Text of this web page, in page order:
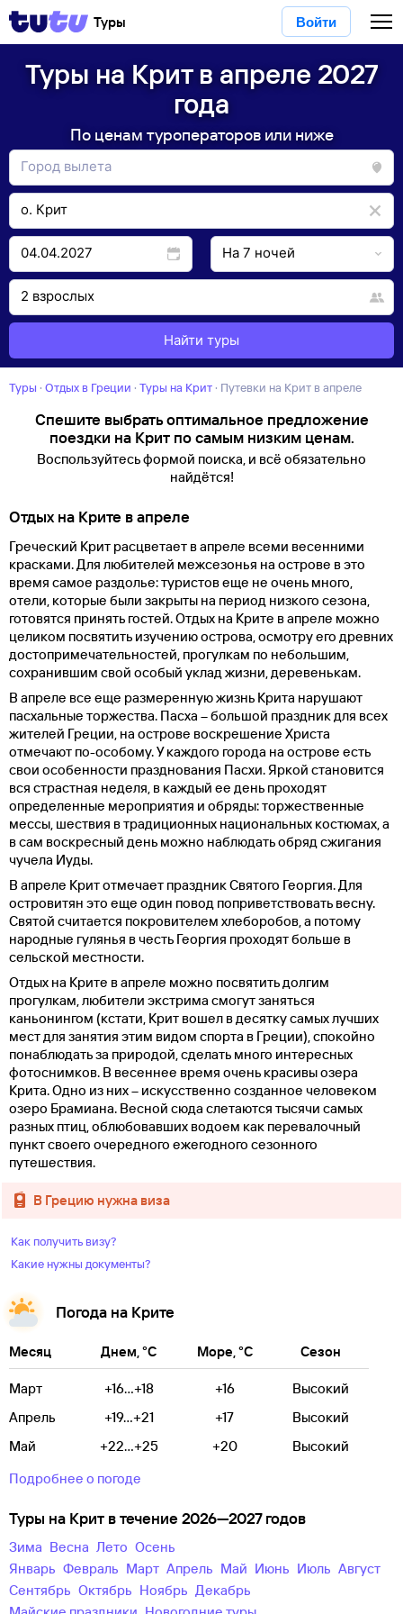
Туры Войти
Туры на Крит в апреле 2027
года
По ценам туроператоров или ниже
Найти туры
Туры · Отдых в Греции · Туры на Крит · Путевки на Крит в апреле
Спешите выбрать оптимальное предложение
поездки на Крит по самым низким ценам.
Воспользуйтесь формой поиска, и всё обязательно
найдётся!
Отдых на Крите в апреле
Греческий Крит расцветает в апреле всеми весенними
красками. Для любителей межсезонья на острове в это
время самое раздолье: туристов еще не очень много,
отели, которые были закрыты на период низкого сезона,
готовятся принять гостей. Отдых на Крите в апреле можно
целиком посвятить изучению острова, осмотру его древних
достопримечательностей, прогулкам по небольшим,
сохранившим свой особый уклад жизни, деревенькам.
В апреле все еще размеренную жизнь Крита нарушают
пасхальные торжества. Пасха – большой праздник для всех
жителей Греции, на острове воскрешение Христа
отмечают по-особому. У каждого города на острове есть
свои особенности празднования Пасхи. Яркой становится
вся страстная неделя, в каждый ее день проходят
определенные мероприятия и обряды: торжественные
мессы, шествия в традиционных национальных костюмах, а
в сам воскресный день можно наблюдать обряд сжигания
чучела Иуды.
В апреле Крит отмечает праздник Святого Георгия. Для
островитян это еще один повод поприветствовать весну.
Святой считается покровителем хлеборобов, а потому
народные гулянья в честь Георгия проходят больше в
сельской местности.
Отдых на Крите в апреле можно посвятить долгим
прогулкам, любители экстрима смогут заняться
каньонингом (кстати, Крит вошел в десятку самых лучших
мест для занятия этим видом спорта в Греции), спокойно
понаблюдать за природой, сделать много интересных
фотоснимков. В весеннее время очень красивы озера
Крита. Одно из них – искусственно созданное человеком
озеро Брамиана. Весной сюда слетаются тысячи самых
разных птиц, облюбовавших водоем как перевалочный
пункт своего очередного ежегодного сезонного
путешествия.
в Грецию нужна виза
Как получить визу?
Какие нужны документы?
Погода на Крите
Месяц Днем, °C Море, °C Сезон
Март +16...+18 +16
Высокий
Апрель
+19...+21 +17
Высокий
Май
+22...+25 +20
Высокий
Подробнее о погоде
Туры на Крит в течение 2026—2027 годов
зима весна лето
осень
Январь
Февраль Март Апрель Май Июнь Июль
Август
Сентябрь
Октябрь Ноябрь
Декабрь